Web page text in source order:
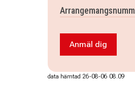
Anmäl dig
Anmäl dig
data hämtad 26-08-06 08.09